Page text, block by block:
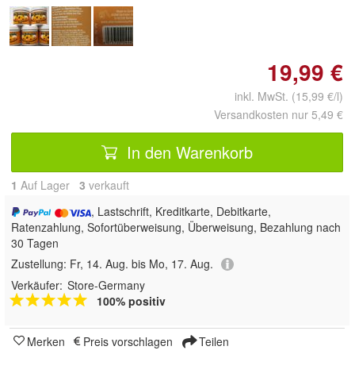
19,99 €
inkl. MwSt. (15,99 €/l)
Versandkosten nur 5,49 €
In den Warenkorb
1 Auf Lager 3 verkauft
, Lastschrift, Kreditkarte, Debitkarte,
Ratenzahlung, Sofortüberweisung, Überweisung, Bezahlung nach
30 Tagen
Zustellung: Fr, 14. Aug. bis Mo, 17. Aug.
Verkäufer: Store-Germany
100% positiv
Merken Preis vorschlagen Teilen